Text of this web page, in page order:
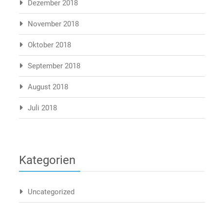
Dezember 2018
November 2018
Oktober 2018
September 2018
August 2018
Juli 2018
Kategorien
Uncategorized